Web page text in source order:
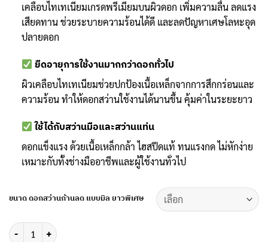
เคลือบไทเทเนียมเกรดพรีเมียมบนผิวดอก เพิ่มความลื่น ลดแรง
เสียดทาน ช่วยระบายความร้อนได้ดี และลดปัญหาเศษโลหะอุด
ปลายดอก
ยืดอายุการใช้งานมากกว่าดอกทั่วไป
ผิวเคลือบไทเทเนียมช่วยปกป้องเนื้อเหล็กจากการสึกกร่อนและ
ความร้อน ทำให้ดอกสว่านใช้งานได้นานขึ้น คุ้มค่าในระยะยาว
ใช้ได้กับสว่านมือและสว่านแท่น
ดอกแข็งแรง ด้วยเนื้อเหล็กกล้า ไฮสปีดแท้ ทนแรงกด ไม่หักง่าย
เหมาะกับทั้งช่างมืออาชีพและผู้ใช้งานทั่วไป
ขนาด ดอกสว่านก้านลด แบบมิล ยาวพิเศษ
จำนวน ดอกสว่านก้านลดแบบมิล [13.5-25.5] ยาวพิเศษ 8 นิ้ว เบิร์ก เจาะ